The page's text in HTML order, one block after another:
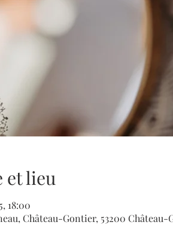
et lieu
18:00
Château-Gontier, 53200